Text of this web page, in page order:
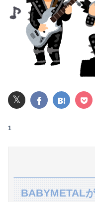
【速報】NHK職員が
𝕏
1
BABYMETAL